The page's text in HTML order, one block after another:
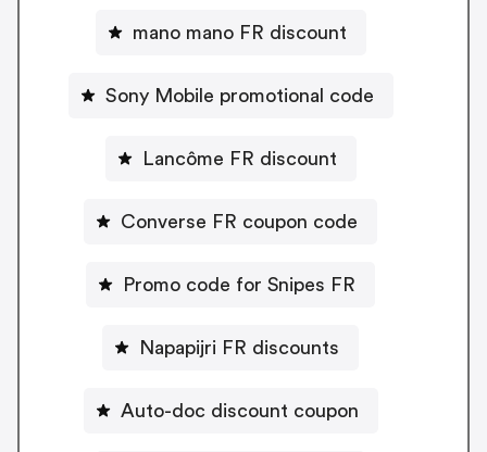
mano mano FR discount
Sony Mobile promotional code
Lancôme FR discount
Converse FR coupon code
Promo code for Snipes FR
Napapijri FR discounts
Auto-doc discount coupon